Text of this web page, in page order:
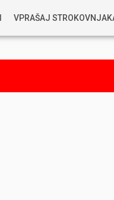
VPRAŠAJ
KOSTJA PRIHODA